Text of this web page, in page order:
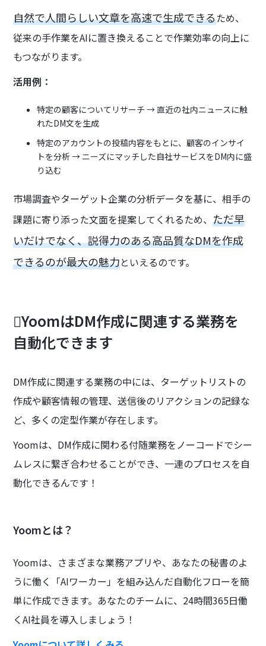
自然で人間らしい文章を高速で生成できるため、
従来の手作業をAIに置き換えることで作業効率の向上に
もつながります。
活用例：
特定の顧客についてリサーチ → 直近の社内ニュースに触
れたDM文を生成
特定のアカウントの投稿内容をもとに、顧客のインサイ
トを分析 → ニーズにマッチした自社サービスをDM内に盛
り込む
市場調査やターゲット企業の分析データを基に、相手の
課題に寄り添った文面を提案してくれるため、ただ早
いだけでなく、説得力のある高品質なDMを作成
できるのが最大の魅力といえるのです。
🪏YoomはDM作成に関連する業務を
自動化できます
DM作成に関連する業務の中には、ターゲットリストの
作成や顧客情報の管理、送信後のリアクションの記録な
ど、多くの定型作業が存在します。
Yoomは、DM作成に関わる付随業務をノーコードでシー
ムレスに繋ぎ合わせることができ、一連のプロセスを自
動化できるんです！
Yoomとは？
Yoomは、さまざまな業務アプリや、あなたの秘書のよ
うに働く「AIワーカー」を組み込んだ自動化フローを簡
単に作成できます。あなたのチームに、24時間365日働
くAI社員を導入しましょう！